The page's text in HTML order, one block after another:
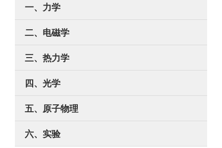
一、力学
二、电磁学
三、热力学
四、光学
五、原子物理
六、实验